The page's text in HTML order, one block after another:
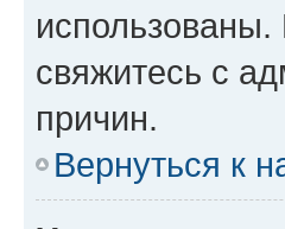
свяжитесь с
причин.
Вернуться к